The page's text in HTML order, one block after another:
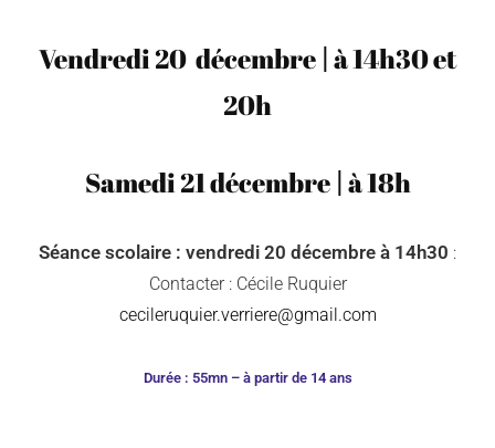
Vendredi 20 décembre |à 14h30 et
20h
Samedi 21 décembre |à18h
Séance scolaire : vendredi 20 décembre à 14h30 :
Contacter : Cécile Ruquier
cecileruquier.verriere@gmail.com
Durée : 55mn – à partir de 14 ans